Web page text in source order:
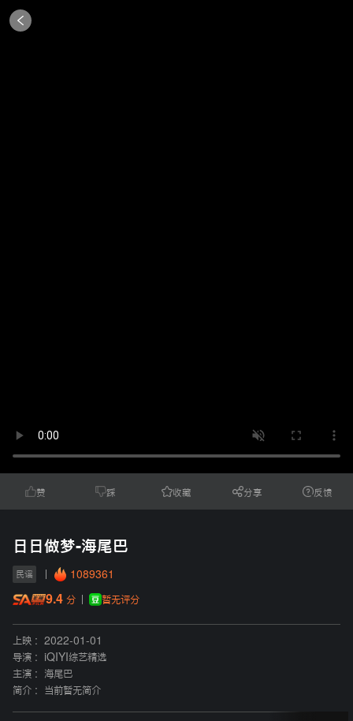
赞 踩 收藏 分享 反馈
日日做梦-海尾巴
民谣 1089361
9.4 分 暂无评分
上映 :
2022-01-01
导演 :
iQIYI综艺精选
主演 :
海尾巴
简介 :
当前暂无简介